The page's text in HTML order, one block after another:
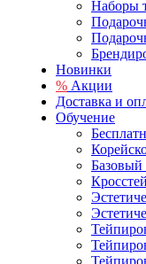
Наборы
Новинки
% Акции
Доставка и
Обучение
Базовый